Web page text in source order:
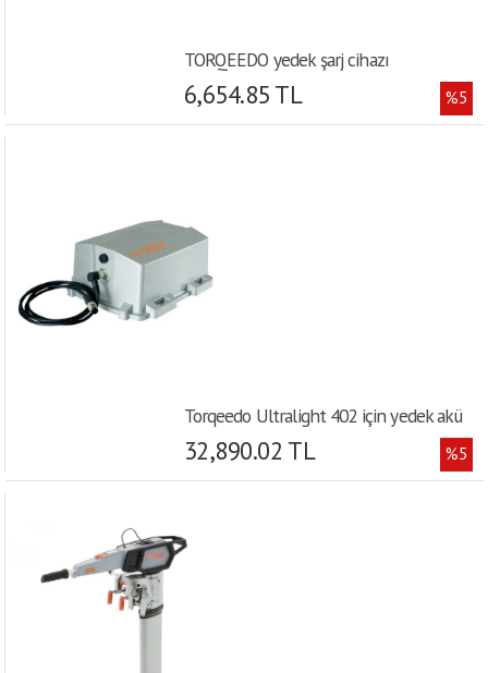
TORQEEDO yedek şarj cihazı
6,654.85 TL %5
Torqeedo Ultralight 402 için yedek akü
32,890.02 TL %5